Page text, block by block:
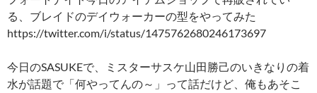
る、ブレイドのデイウォーカーの型をやってみた
https://twitter.com/i/status/1475762680246173697
今日のSASUKEで、ミスターサスケ山田勝己のいきなりの着
水が話題で「何やってんの～」って話だけど、俺もあそこ